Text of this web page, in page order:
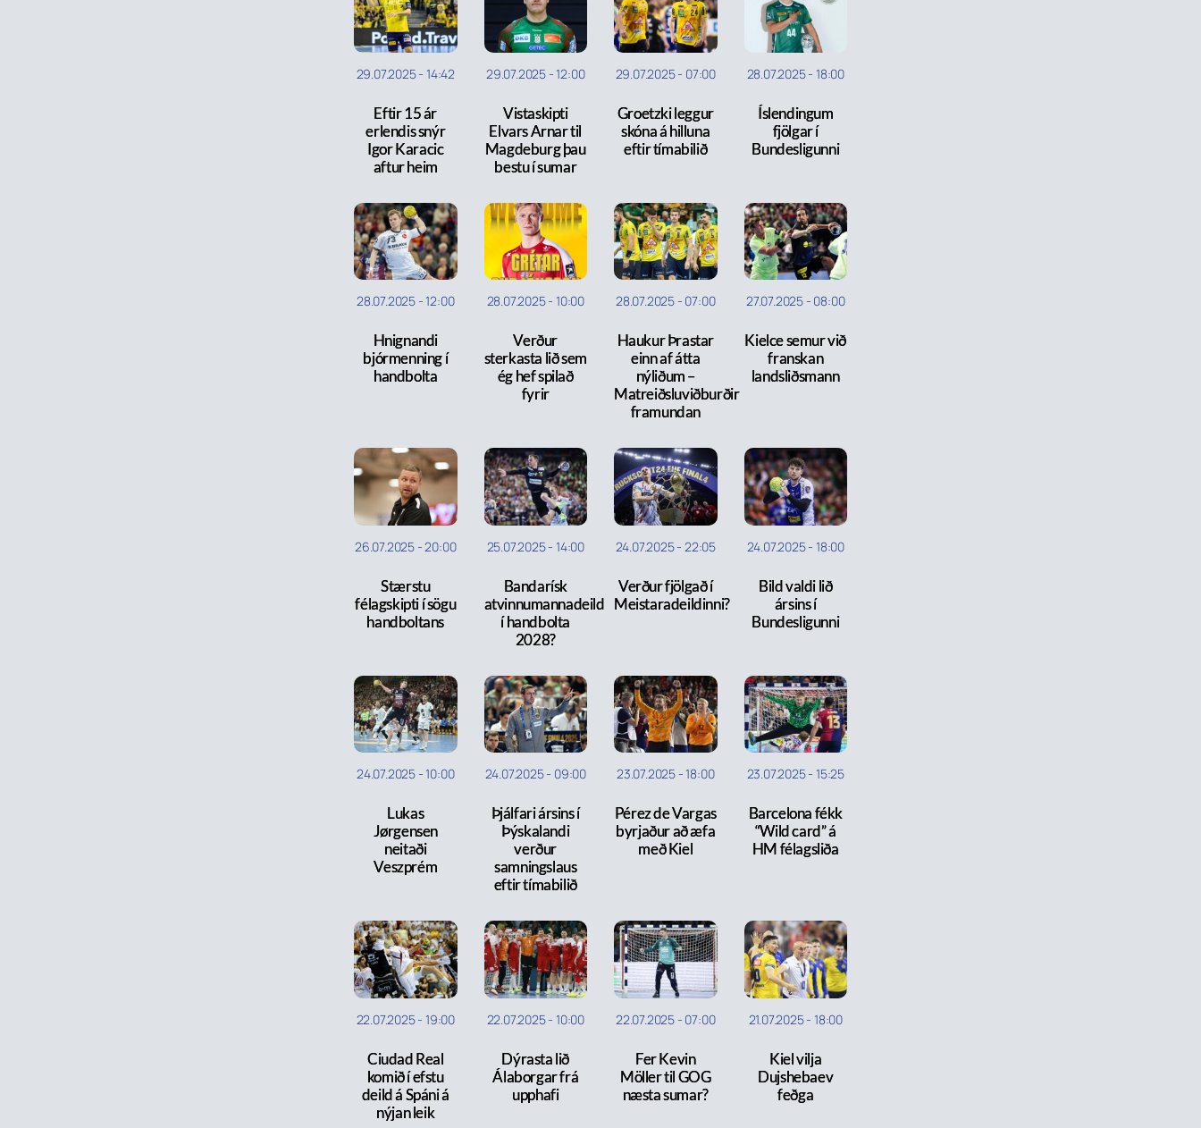
29.07.2025- 14:42
Eftir 15 ár
erlendis snýr
Igor Karacic
aftur heim
29.07.2025 -12:00
Vistaskipti
Elvars Arnar til
Magdeburg þau
bestu í sumar
29.07.2025- 07:00
Groetzki leggur
skóna á hilluna
eftir tímabilið
28.07.2025- 18:00
Íslendingum
fjölgar í
Bundesligunni
28.07.2025 -12:00
Hnignandi
bjórmenning í
handbolta
28.07.2025- 10:00
Verður
sterkasta lið sem
ég hef spilað
fyrir
28.07.2025 - 07:00
Haukur Þrastar
einn af átta
nýliðum –
Matreiðsluviðburðir
framundan
27.07.2025 - 08:00
Kielce semur við
franskan
landsliðsmann
26.07.2025 -20:00
Stærstu
félagskipti í sögu
handboltans
25.07.2025- 14:00
Bandarísk
atvinnumannadeild
í handbolta
2028?
24.07.2025- 22:05
Verður fjölgað í
Meistaradeildinni?
24.07.2025- 18:00
Bild valdi lið
ársins í
Bundesligunni
24.07.2025 -10:00
Lukas
Jørgensen
neitaði
Veszprém
24.07.2025- 09:00
Þjálfari ársins í
Þýskalandi
verður
samningslaus
eftir tímabilið
23.07.2025 -18:00
Pérez de Vargas
byrjaður að æfa
með Kiel
23.07.2025- 15:25
Barcelona fékk
“Wild card” á
HM félagsliða
22.07.2025- 19:00
Ciudad Real
komið í efstu
deild á Spáni á
nýjan leik
22.07.2025- 10:00
Dýrasta lið
Álaborgar frá
upphafi
22.07.2025 - 07:00
Fer Kevin
Möller til GOG
næsta sumar?
21.07.2025- 18:00
Kiel vilja
Dujshebaev
feðga